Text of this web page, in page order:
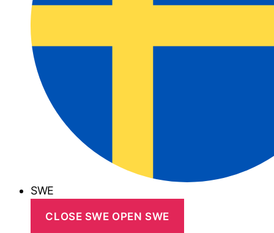
SWE
CLOSE SWE OPEN SWE